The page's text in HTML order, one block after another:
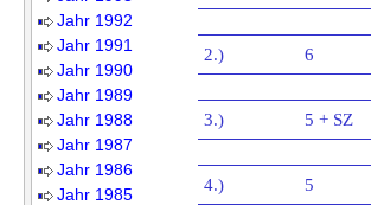
Jahr 1992
Jahr 1991
Jahr 1990
Jahr 1989
Jahr 1988
Jahr 1987
Jahr 1986
Jahr 1985
2.) 6
3.) 5 + SZ
4.) 5